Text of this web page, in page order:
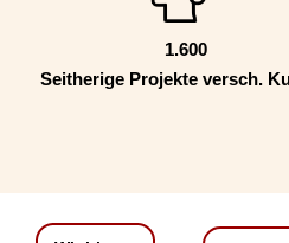
1.600
Seitherige Projekte versch.